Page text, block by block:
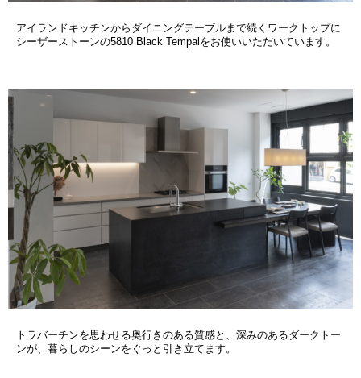
アイランドキッチンからダイニングテーブルまで続くワークトップに
シーザーストーンの5810 Black Tempalをお使いいただいています。
トラバーチンを思わせる奥行きのある質感と、深みのあるダークトー
ンが、暮らしのシーンをぐっと引き立てます。